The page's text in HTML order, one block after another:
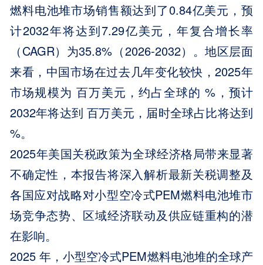
燃料电池堆市场销售额达到了0.84亿美元，预
计2032年将达到7.29亿美元，年复合增长率
（CAGR）为35.8%（2026-2032）。地区层面
来看，中国市场在过去几年变化较快，2025年
市场规模为 百万美元，约占全球的 %，预计
2032年将达到 百万美元，届时全球占比将达到
%。
2025年美国关税政策为全球经济格局带来显著
不确定性，本报告将深入解析最新关税调整及
各国应对战略对小型空冷式PEM燃料电池堆市
场竞争态势、区域经济联动及供应链重构的潜
在影响。
2025 年，小型空冷式PEM燃料电池堆的全球产